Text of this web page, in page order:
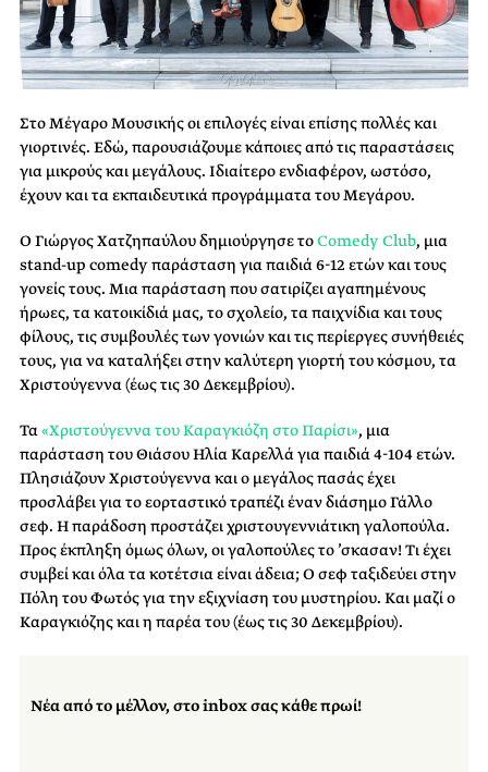
Στο Μέγαρο Μουσικής οι επιλογές είναι επίσης πολλές και
γιορτινές. Εδώ, παρουσιάζουμε κάποιες από τις παραστάσεις
για μικρούς και μεγάλους. Ιδιαίτερο ενδιαφέρον, ωστόσο,
έχουν και τα εκπαιδευτικά προγράμματα του Μεγάρου.
Ο Γιώργος Χατζηπαύλου δημιούργησε τοComedy Club, μια
stand-up comedy παράσταση για παιδιά 6-12 ετών και τους
γονείς τους. Μια παράσταση που σατιρίζει αγαπημένους
ήρωες, τα κατοικίδιά μας, το σχολείο, τα παιχνίδια και τους
φίλους, τις συμβουλές των γονιών και τις περίεργες συνήθειές
τους, για να καταλήξει στην καλύτερη γιορτή του κόσμου, τα
Χριστούγεννα (έως τις 30 Δεκεμβρίου).
Τα«Χριστούγεννα του Καραγκιόζη στο Παρίσι», μια
παράσταση του Θιάσου Ηλία Καρελλά για παιδιά 4-104 ετών.
Πλησιάζουν Χριστούγεννα και ο μεγάλος πασάς έχει
προσλάβει για το εορταστικό τραπέζι έναν διάσημο Γάλλο
σεφ. Η παράδοση προστάζει χριστουγεννιάτικη γαλοπούλα.
Προς έκπληξη όμως όλων, οι γαλοπούλες το ’σκασαν! Τι έχει
συμβεί και όλα τα κοτέτσια είναι άδεια; Ο σεφ ταξιδεύει στην
Πόλη του Φωτός για την εξιχνίαση του μυστηρίου. Και μαζί ο
Καραγκιόζης και η παρέα του (έως τις 30 Δεκεμβρίου).
Νέα από το μέλλον, στο inbox σας κάθε πρωί!